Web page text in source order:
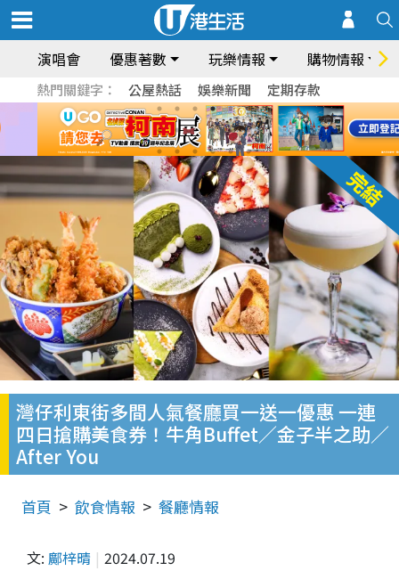
演唱會 優惠著數 玩樂情報 購物情報
熱門關鍵字： 公屋熱話 娛樂新聞 定期存款
灣仔利東街多間人氣餐廳買一送一優惠 一連
四日搶購美食券！牛角Buffet／金子半之助／
After You
首頁 飲食情報 餐廳情報
文: 鄺梓晴 2024.07.19